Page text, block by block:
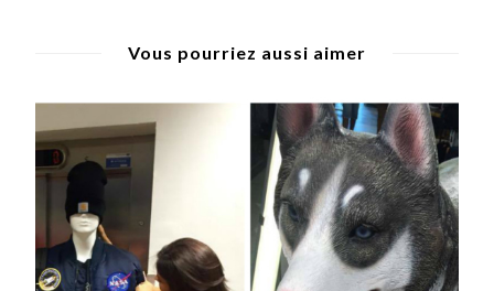
Vous pourriez aussi aimer